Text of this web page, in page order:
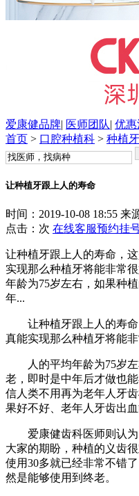
爱康健品牌| 医师团队| 优惠
首页 > 口腔种植科 > 种植牙
让种植牙跟上人的寿命
时间：2019-10-08 18:55 来
点击： 次 在线客服预约挂
让种植牙跟上人的寿命，
实现那么种植牙将能非常
年龄为75岁左右，如果种
年...
让种植牙跟上人的寿命
真能实现那么种植牙将能
人的平均年龄为75岁左
老，即时是中年后才做也
信人类不用再为老年人牙
果好不好、老年人牙齿出
爱康健齿科医师则认为
大家的期盼，种植的义齿
使用30多就已经非常不错
然是能够使用到终老。